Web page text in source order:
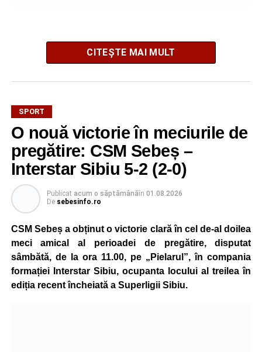
Mama sa este originară din satul Țonea, comuna
Săsciori, iar legătura puternică cu România și cu locurile
natale ale familiei a stat la baza deciziei de a concura
pentru țara mamei sale.
La doar 10 ani, Pablo are deja un palmares impresionant.
Practică kickboxing de la vârsta de 4 ani, iar prin
antrenamente zilnice și multă disciplină a ajuns să obțină
rezultate remarcabile încă de la o vârstă fragedă.
La numai 8 ani, a câștigat toate centurile importante din
competițiile de kickboxing dedicate copiilor, iar în același
an a obținut și centura neagră, performanță rar întâlnită la
CITEȘTE MAI MULT
SPORT
O nouă victorie în meciurile de
pregătire: CSM Sebeș –
Interstar Sibiu 5-2 (2-0)
Publicat acum o săptămânăîn 01.08.2026
De sebesinfo.ro
CSM Sebeș a obținut o victorie clară în cel de-al doilea
meci amical al perioadei de pregătire, disputat
sâmbătă, de la ora 11.00, pe „Pielarul”, în compania
formației Interstar Sibiu, ocupanta locului al treilea în
ediția recent încheiată a Superligii Sibiu.